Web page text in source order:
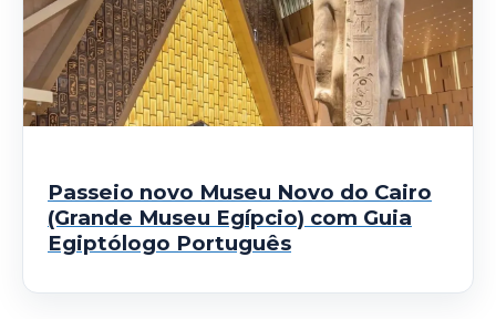
Passeio novo Museu Novo do Cairo
(Grande Museu Egípcio) com Guia
Egiptólogo Português